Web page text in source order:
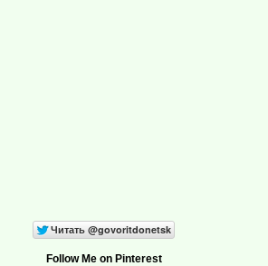
Follow Me on Pinterest